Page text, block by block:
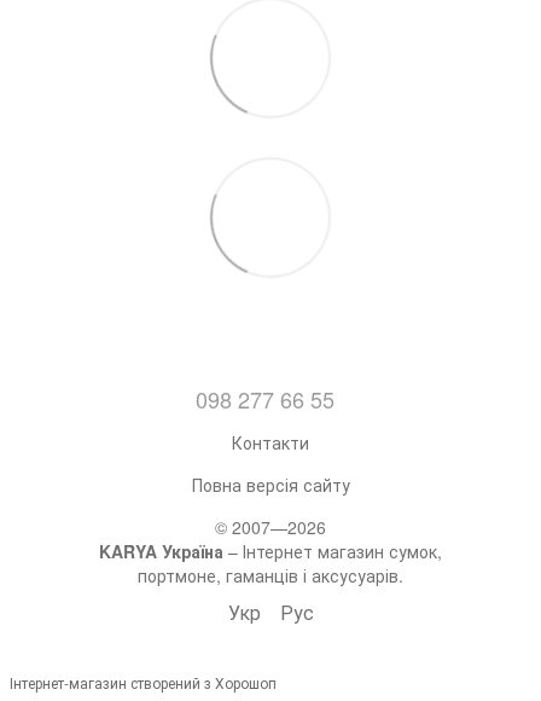
098 277 66 55
Контакти
Повна версія сайту
© 2007—2026
KARYA Україна – Інтернет магазин сумок,
портмоне, гаманців і аксусуарів.
Укр Рус
Інтернет-магазин створений з Хорошоп